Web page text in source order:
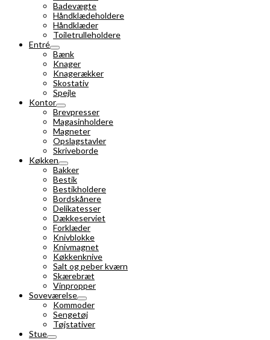
Badevægte
Håndklædeholdere
Håndklæder
Toiletrulleholdere
Entré
Bænk
Knager
Knagerækker
Skostativ
Spejle
Kontor
Brevpresser
Magasinholdere
Magneter
Opslagstavler
Skriveborde
Køkken
Bakker
Bestik
Bestikholdere
Bordskånere
Delikatesser
Dækkeserviet
Forklæder
Knivblokke
Knivmagnet
Køkkenknive
Salt og peber kværn
Skærebræt
Vinpropper
Soveværelse
Kommoder
Sengetøj
Tøjstativer
Stue